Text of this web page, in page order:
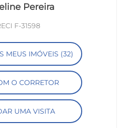
Pereira
F-31598
MEUS IMÓVEIS (32)
O CORRETOR
UMA VISITA